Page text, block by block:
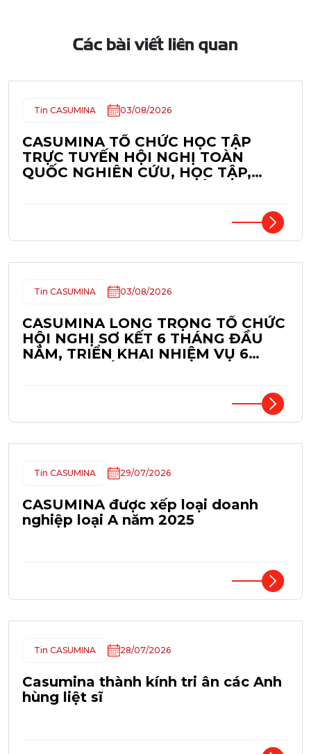
Các bài viết liên quan
Tin CASUMINA 03/08/2026
CASUMINA TỔ CHỨC HỌC TẬP
TRỰC TUYẾN HỘI NGHỊ TOÀN
QUỐC NGHIÊN CỨU, HỌC TẬP,
HÀNH TRUNG ƯƠNG ĐẢNG KHÓA
Tin CASUMINA 03/08/2026
CASUMINA LONG TRỌNG TỔ CHỨC
HỘI NGHỊ SƠ KẾT 6 THÁNG ĐẦU
NĂM, TRIỂN KHAI NHIỆM VỤ 6
Tin CASUMINA 29/07/2026
CASUMINA được xếp loại doanh
nghiệp loại A năm 2025
Tin CASUMINA 28/07/2026
Casumina thành kính tri ân các Anh
hùng liệt sĩ